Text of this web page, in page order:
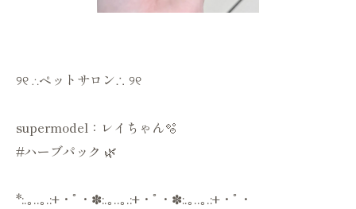
୨୧ ∴ペットサロン∴ ୨୧
supermodel：レイちゃん🫧
#ハーブパック 🌿
*:.｡..｡.:+・ﾟ・✽:.｡..｡.:+・ﾟ・✽:.｡..｡.:+・ﾟ・